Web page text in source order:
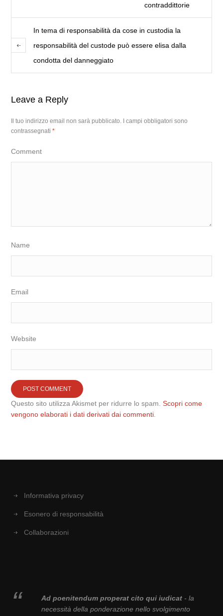
contraddittorie
In tema di responsabilità da cose in custodia la
responsabilità del custode può essere elisa dalla
condotta del danneggiato
Leave a Reply
Il tuo indirizzo email non sarà pubblicato.
I campi obbligatori sono
contrassegnati*
Comment
Name
Email
Website
Questo sito utilizza Akismet per ridurre lo spam.Scopri come
vengono elaborati i dati derivati dai commenti
Informativa privacy
Esonero di responsabilità
Collaborazioni
Ad poenitendum properat cito qui iudicat- la
necessità della ponderazione nello svolgimento